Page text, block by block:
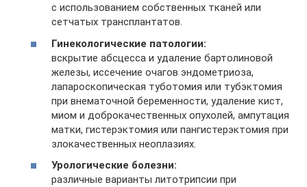
с использованием собственных тканей или
сетчатых трансплантатов.
Гинекологические патологии:
вскрытие абсцесса и удаление бартолиновой
железы, иссечение очагов эндометриоза,
лапароскопическая туботомия или тубэктомия
при внематочной беременности, удаление кист,
миом и доброкачественных опухолей, ампутация
матки, гистерэктомия или пангистерэктомия при
злокачественных неоплазиях.
Урологические болезни:
различные варианты литотрипсии при